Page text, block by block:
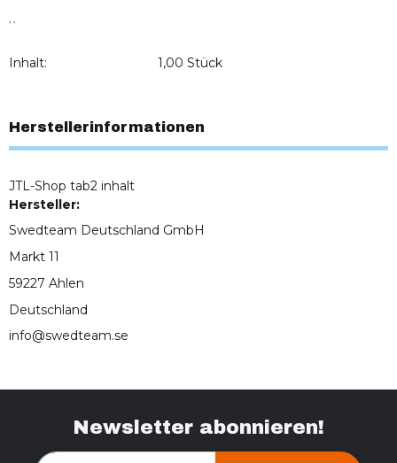
Inhalt: 1,00 Stück
Herstellerinformationen
JTL-Shop tab2 inhalt
Hersteller:
Swedteam Deutschland GmbH
Markt 11
59227 Ahlen
Deutschland
info@swedteam.se
Newsletter abonnieren!